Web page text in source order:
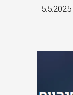
5.5.2025